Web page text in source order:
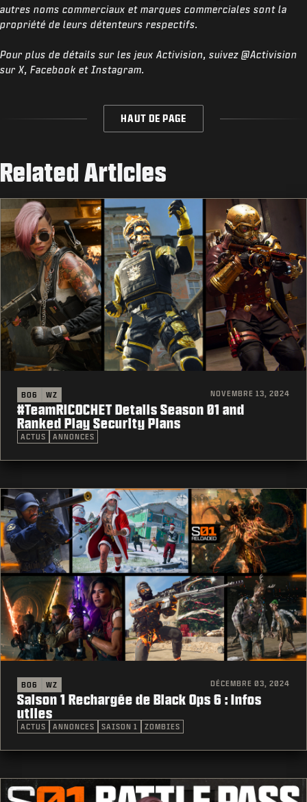
autres noms commerciaux et marques commerciales sont la
propriété de leurs détenteurs respectifs.
Pour plus de détails sur les jeux Activision, suivez @Activision
sur X, Facebook et Instagram.
HAUT DE PAGE
Related Articles
BO6 WZ NOVEMBRE 13, 2024
#TeamRICOCHET Details Season 01 and
Ranked Play Security Plans
ACTUS ANNONCES
BO6 WZ DÉCEMBRE 03, 2024
Saison 1 Rechargée de Black Ops 6 : Infos
utiles
ACTUS ANNONCES SAISON 1 ZOMBIES